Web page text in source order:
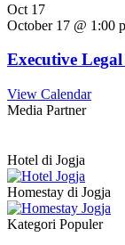
Oct 17
October 17 @ 1:00
Executive
View Calendar
Media Partner
Hotel di Jogja
Homestay di Jogja
Kategori Populer